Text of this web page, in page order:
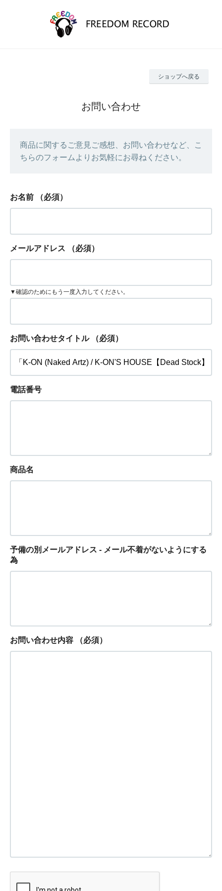
ショップへ戻る
お問い合わせ
商品に関するご意見ご感想、お問い合わせなど、こ
ちらのフォームよりお気軽にお尋ねください。
お名前 （必須）
メールアドレス （必須）
▼確認のためにもう一度入力してください。
お問い合わせタイトル （必須）
電話番号
商品名
予備の別メールアドレス - メール不着がないようにする
為
お問い合わせ内容 （必須）